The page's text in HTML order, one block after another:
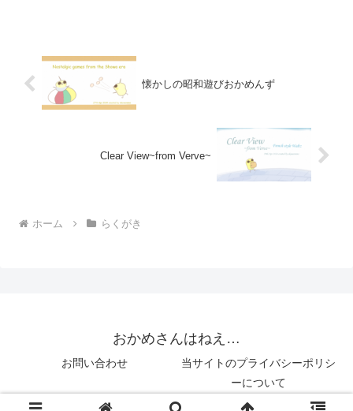
懐かしの昭和遊びおかめんず
Clear View~from Verve~
ホーム らくがき
おかめさんはねえ…
お問い合わせ
当サイトのプライバシーポリシ
ーについて